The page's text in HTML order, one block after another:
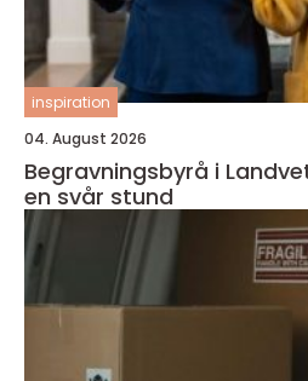
inspiration
04. August 2026
Begravningsbyrå i
en svår stund